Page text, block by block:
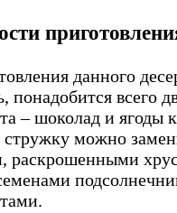
данного
понадобится всего
– шоколад и ягоды
стружку можно
раскрошенными